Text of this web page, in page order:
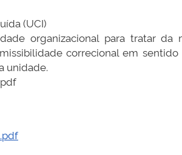
(UCI)
organizacional para tratar da
correcional em sentido
unidade.